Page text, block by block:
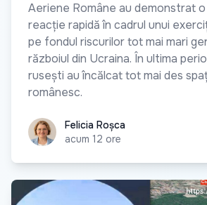
Aeriene Române au demonstrat
reacție rapidă în cadrul unui
pe fondul riscurilor tot mai mari
războiul din Ucraina. În ultima
rusești au încălcat tot mai des
românesc.
Felicia RoșcaFelicia Roșca
acum 12 ore